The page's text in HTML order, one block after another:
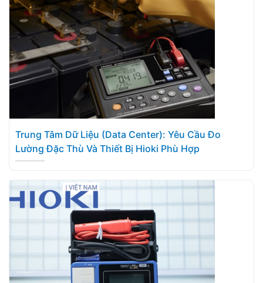
Trung Tâm Dữ Liệu (Data Center): Yêu Cầu Đo
Lường Đặc Thù Và Thiết Bị Hioki Phù Hợp